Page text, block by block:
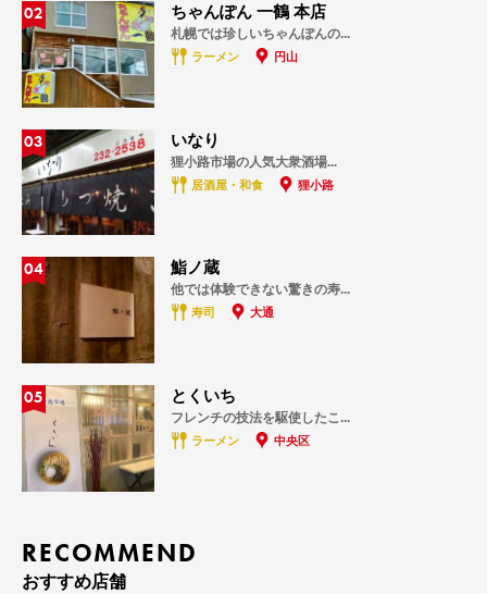
02 ちゃんぽん 一鶴 本店
札幌では珍しいちゃんぽんの...
ラーメン 円山
03 いなり
狸小路市場の人気大衆酒場...
居酒屋・和食 狸小路
04 鮨ノ蔵
他では体験できない驚きの寿...
寿司 大通
05 とくいち
フレンチの技法を駆使したこ...
ラーメン 中央区
RECOMMEND
おすすめ店舗